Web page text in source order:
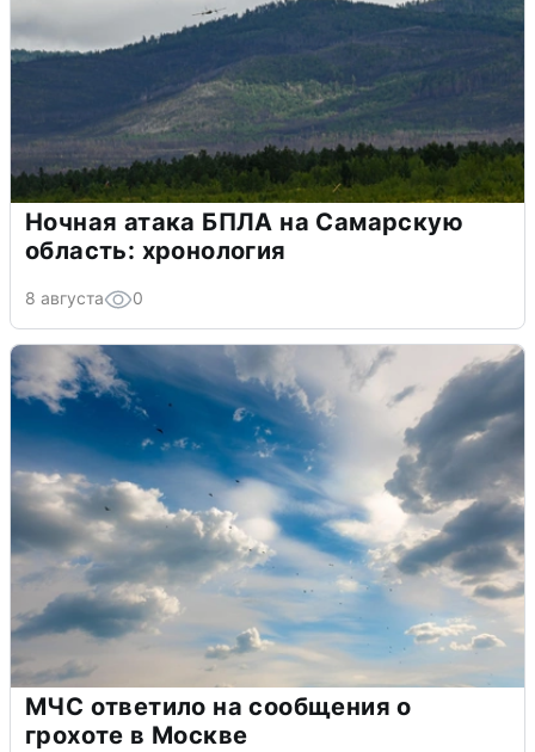
Ночная атака БПЛА на Самарскую
область: хронология
8 августа 0
МЧС ответило на сообщения о
грохоте в Москве